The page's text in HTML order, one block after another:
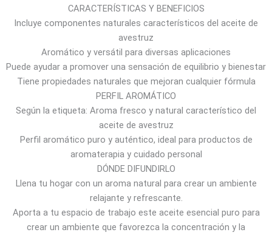
0
.
7
$
a
1
.
6
4
$
CARACTERÍSTICAS Y BENEFICIOS
Incluye componentes naturales característicos del aceite de
avestruz
Aromático y versátil para diversas aplicaciones
Puede ayudar a promover una sensación de equilibrio y bienestar
Tiene propiedades naturales que mejoran cualquier fórmula
PERFIL AROMÁTICO
Según la etiqueta: Aroma fresco y natural característico del
aceite de avestruz
Perfil aromático puro y auténtico, ideal para productos de
aromaterapia y cuidado personal
DÓNDE DIFUNDIRLO
Llena tu hogar con un aroma natural para crear un ambiente
relajante y refrescante.
Aporta a tu espacio de trabajo este aceite esencial puro para
crear un ambiente que favorezca la concentración y la